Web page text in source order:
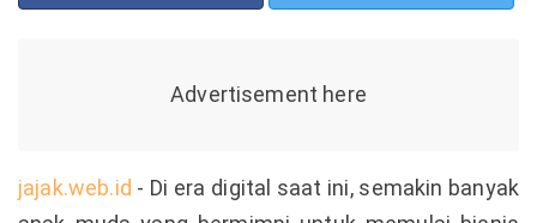
jajak.web.id - Di era digital saat ini, semakin banyak